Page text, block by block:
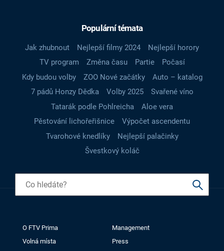
Populární témata
Jak zhubnout Nejlepší filmy 2024
Nejlepší horory
TV program
Změna času Partie
Počasí
Kdy budou volby
ZOO Nové začátky
Auto – katalog
7 pádů Honzy Dědka
Volby 2025
Svařené víno
Tatarák podle Pohlreicha
Aloe vera
Pěstování lichořeřišnice
Výpočet ascendentu
Tvarohové knedlíky
Nejlepší palačinky
Švestkový koláč
O FTV Prima
Management
Volná místa
Press